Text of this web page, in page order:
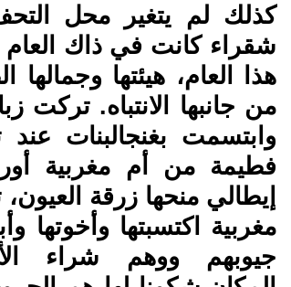
كذلك لم يتغير محل
شقراء كانت في ذاك
هذا العام، هيئتها وجمالها
من جانبها الانتباه.
وابتسمت بغنجالبنات
فطيمة من أم مغربية
إيطالي منحها زرقة
مغربية اكتسبتها
جيوبهم ووهم شراء